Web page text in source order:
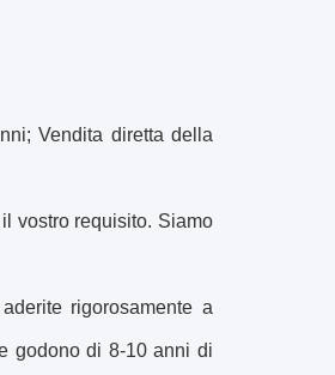
Vendita diretta della
vostro requisito. Siamo
rigorosamente a
godono di 8-10 anni di